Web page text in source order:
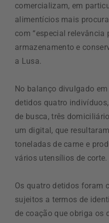
comercializam, em
alimentícios mais
com “especial relevância
armazenamento e
a Lusa.
No balanço divulgado
detidos quatro
de busca, três
um digital, que
toneladas de carne e
vários utensílios de corte.
Os quatro detidos foram
sujeitos a termos de
de coação que obriga os